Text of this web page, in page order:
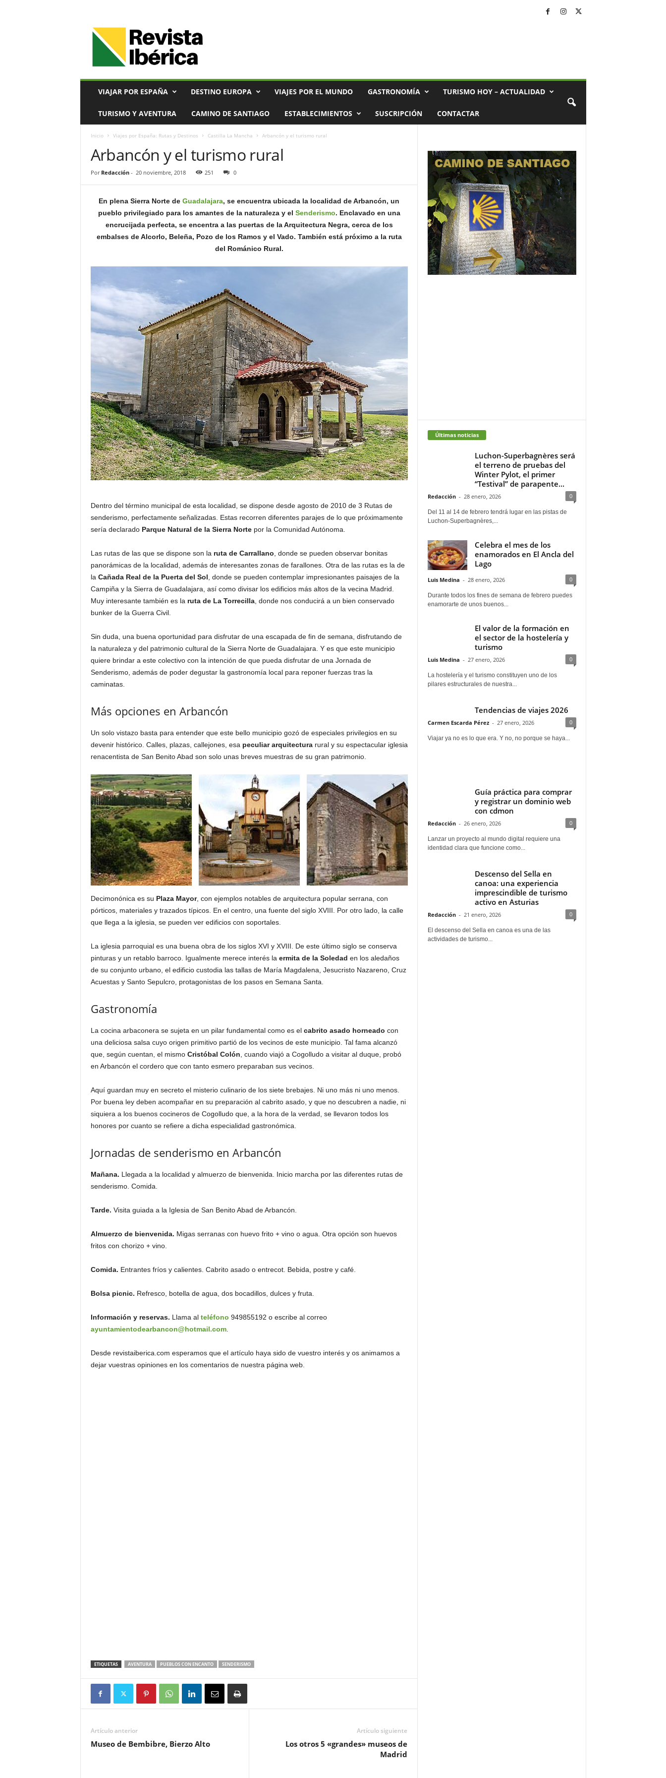
VIAJAR POR ESPAÑA DESTINO EUROPA VIAJES POR EL MUNDO GASTRONOMÍA TURISMO HOY – ACTUALIDAD
TURISMO Y AVENTURA CAMINO DE SANTIAGO ESTABLECIMIENTOS SUSCRIPCIÓN CONTACTAR
Inicio Viajes por España: Rutas y Destinos Castilla La Mancha Arbancón y el turismo rural
Arbancón y el turismo rural
Por Redacción- 20 noviembre, 2018 251 0
En plena Sierra Norte de Guadalajara, se encuentra ubicada la localidad de Arbancón, un
pueblo privilegiado para los amantes de la naturaleza y el Senderismo. Enclavado en una
encrucijada perfecta, se encentra a las puertas de la Arquitectura Negra, cerca de los
embalses de Alcorlo, Beleña, Pozo de los Ramos y el Vado. También está próximo a la ruta
del Románico Rural.
Dentro del término municipal de esta localidad, se dispone desde agosto de 2010 de 3 Rutas de
senderismo, perfectamente señalizadas. Estas recorren diferentes parajes de lo que próximamente
sería declarado Parque Natural de la Sierra Nortepor la Comunidad Autónoma.
Las rutas de las que se dispone son la ruta de Carrallano , donde se pueden observar bonitas
panorámicas de la localidad, además de interesantes zonas de farallones. Otra de las rutas es la de
la Cañada Real de la Puerta del Sol , donde se pueden contemplar impresionantes paisajes de la
Campiña y la Sierra de Guadalajara, así como divisar los edificios más altos de la vecina Madrid.
Muy interesante también es la ruta de La Torrecilla, donde nos conducirá a un bien conservado
bunker de la Guerra Civil.
Sin duda, una buena oportunidad para disfrutar de una escapada de fin de semana, disfrutando de
la naturaleza y del patrimonio cultural de la Sierra Norte de Guadalajara. Y es que este municipio
quiere brindar a este colectivo con la intención de que pueda disfrutar de una Jornada de
Senderismo, además de poder degustar la gastronomía local para reponer fuerzas tras la
caminatas.
Más opciones en Arbancón
Un solo vistazo basta para entender que este bello municipio gozó de especiales privilegios en su
devenir histórico. Calles, plazas, callejones, esa peculiar arquitectura rural y su espectacular iglesia
renacentista de San Benito Abad son solo unas breves muestras de su gran patrimonio.
Decimonónica es su Plaza Mayor, con ejemplos notables de arquitectura popular serrana, con
pórticos, materiales y trazados típicos. En el centro, una fuente del siglo XVIII. Por otro lado, la calle
que llega a la iglesia, se pueden ver edificios con soportales.
La iglesia parroquial es una buena obra de los siglos XVI y XVIII. De este último siglo se conserva
pinturas y un retablo barroco. Igualmente merece interés la ermita de la Soledad en los aledaños
de su conjunto urbano, el edificio custodia las tallas de María Magdalena, Jesucristo Nazareno, Cruz
Acuestas y Santo Sepulcro, protagonistas de los pasos en Semana Santa.
Gastronomía
La cocina arbaconera se sujeta en un pilar fundamental como es el cabrito asado horneado con
una deliciosa salsa cuyo origen primitivo partió de los vecinos de este municipio. Tal fama alcanzó
que, según cuentan, el mismo Cristóbal Colón , cuando viajó a Cogolludo a visitar al duque, probó
en Arbancón el cordero que con tanto esmero preparaban sus vecinos.
Aquí guardan muy en secreto el misterio culinario de los siete brebajes. Ni uno más ni uno menos.
Por buena ley deben acompañar en su preparación al cabrito asado, y que no descubren a nadie, ni
siquiera a los buenos cocineros de Cogolludo que, a la hora de la verdad, se llevaron todos los
honores por cuanto se refiere a dicha especialidad gastronómica.
Jornadas de senderismo en Arbancón
Mañana. Llegada a la localidad y almuerzo de bienvenida. Inicio marcha por las diferentes rutas de
senderismo. Comida.
Tarde. Visita guiada a la Iglesia de San Benito Abad de Arbancón.
Almuerzo de bienvenida. Migas serranas con huevo frito + vino o agua. Otra opción son huevos
fritos con chorizo + vino.
Comida. Entrantes fríos y calientes. Cabrito asado o entrecot. Bebida, postre y café.
Bolsa picnic. Refresco, botella de agua, dos bocadillos, dulces y fruta.
Información y reservas. Llama al teléfono 949855192 o escribe al correo
ayuntamientodearbancon@hotmail.com.
Desde revistaiberica.com esperamos que el artículo haya sido de vuestro interés y os animamos a
dejar vuestras opiniones en los comentarios de nuestra página web.
ETIQUETAS AVENTURA PUEBLOS CON ENCANTO SENDERISMO
Artículo anterior
Museo de Bembibre, Bierzo Alto
Artículo siguiente
Los otros 5 «grandes» museos de
Madrid
Últimas noticias
Luchon-Superbagnères será
el terreno de pruebas del
Winter Pylot, el primer
“Testival” de parapente...
Redacción - 28 enero, 2026 0
Del 11 al 14 de febrero tendrá lugar en las pistas de
Luchon-Superbagnères,...
Celebra el mes de los
enamorados en El Ancla del
Lago
Luis Medina - 28 enero, 2026 0
Durante todos los fines de semana de febrero puedes
enamorarte de unos buenos...
El valor de la formación en
el sector de la hostelería y
turismo
Luis Medina - 27 enero, 2026 0
La hostelería y el turismo constituyen uno de los
pilares estructurales de nuestra...
Tendencias de viajes 2026
Carmen Escarda Pérez - 27 enero, 2026 0
Viajar ya no es lo que era. Y no, no porque se haya...
Guía práctica para comprar
y registrar un dominio web
con cdmon
Redacción - 26 enero, 2026 0
Lanzar un proyecto al mundo digital requiere una
identidad clara que funcione como...
Descenso del Sella en
canoa: una experiencia
imprescindible de turismo
activo en Asturias
Redacción - 21 enero, 2026 0
El descenso del Sella en canoa es una de las
actividades de turismo...